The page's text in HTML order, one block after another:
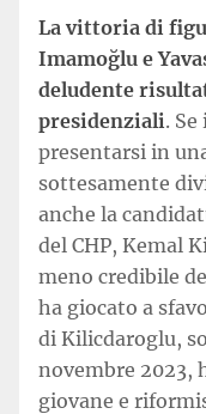
La vittoria di
Imamoğlu e
deludente
presidenziali.
presentarsi in
sottesamente
anche la
del CHP, Kemal
meno credibile
ha giocato a
di Kilicdaroglu,
novembre 2023,
giovane e